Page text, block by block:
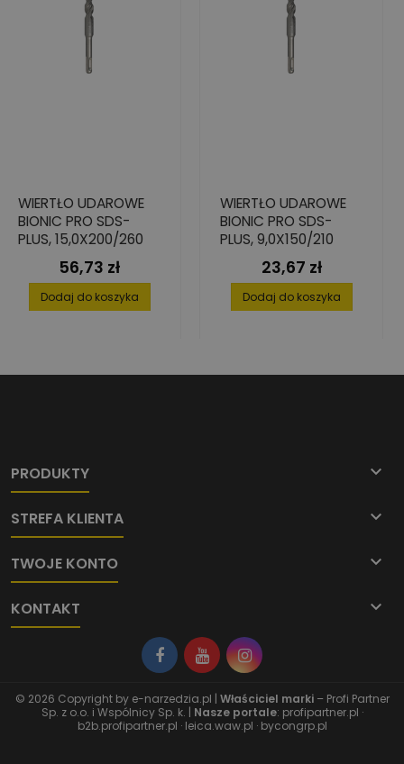
WIERTŁO UDAROWE
BIONIC PRO SDS-
PLUS, 15,0X200/260
Cena
56,73 zł
Dodaj do koszyka
WIERTŁO UDAROWE
BIONIC PRO SDS-
PLUS, 9,0X150/210
Cena
23,67 zł
Dodaj do koszyka
PRODUKTY 
STREFA KLIENTA 
TWOJE KONTO 
KONTAKT 
© 2026 Copyright by e-narzedzia.pl | Właściciel marki– Profi Partner
Sp. z o.o. i Wspólnicy Sp. k. | Nasze portale: profipartner.pl ·
b2b.profipartner.pl · leica.waw.pl · bycongrp.pl